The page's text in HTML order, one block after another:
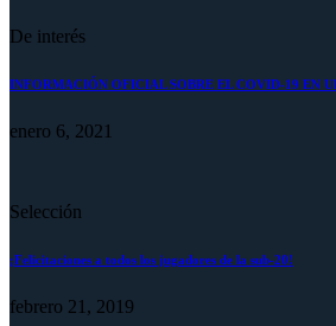
De interés
INFORMACIÓN OFICIAL SOBRE EL COVID-19 EN
enero 6, 2021
Selección
¡Felicitaciones a todos los jugadores de la sub-20!
febrero 21, 2019